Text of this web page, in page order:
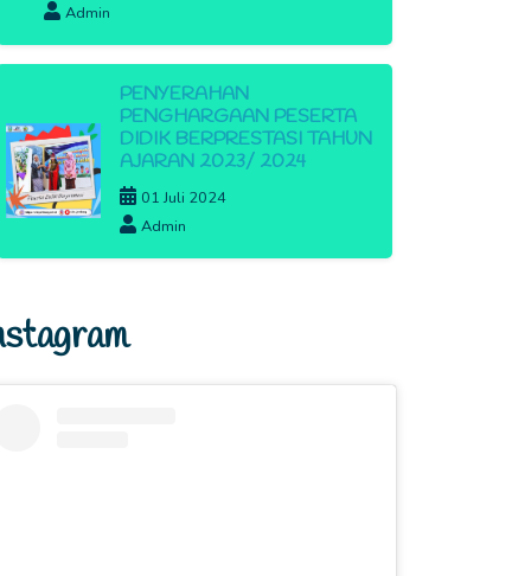
Admin
PENYERAHAN
PENGHARGAAN PESERTA
DIDIK BERPRESTASI TAHUN
AJARAN 2023/ 2024
01 Juli 2024
Admin